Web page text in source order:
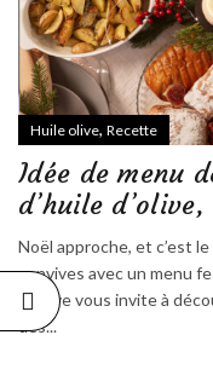
Huile olive, Recette
Idée de menu
d’huile
Noël approche, et c’est
convives avec un menu
d’Olive vous invite à
des...